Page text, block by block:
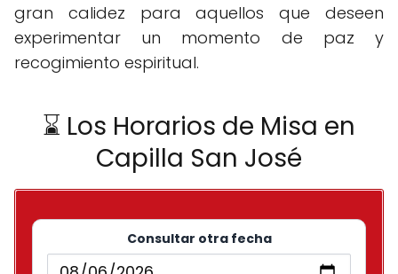
gran calidez para aquellos que deseen
experimentar un momento de paz y
recogimiento espiritual.
⌛ Los Horarios de Misa en
Capilla San José
Consultar otra fecha